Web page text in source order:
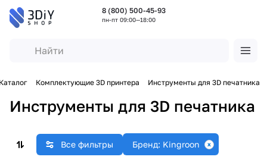
8 (800) 500-45-93
пн-пт 09:00—18:00
Комплектующие 3D принтера Инструменты для 3D печатника
Инструменты для 3D печатника
Все фильтры Бренд: Kingroon